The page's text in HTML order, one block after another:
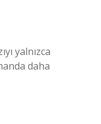
yalnızca
daha